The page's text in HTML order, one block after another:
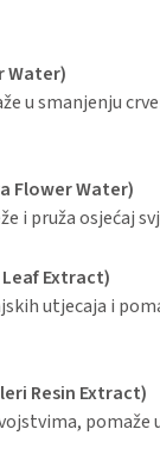
Water)
u smanjenju
Flower Water)
i pruža osjećaj
Extract)
utjecaja i
Resin Extract)
pomaže